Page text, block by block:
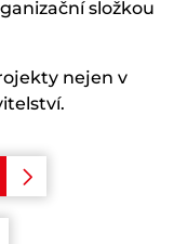
složkou
nejen v